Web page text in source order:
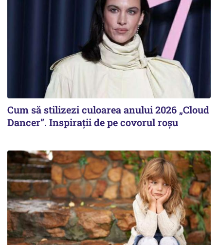
Cum să stilizezi culoarea anului 2026 „Cloud
Dancer”. Inspirații de pe covorul roșu